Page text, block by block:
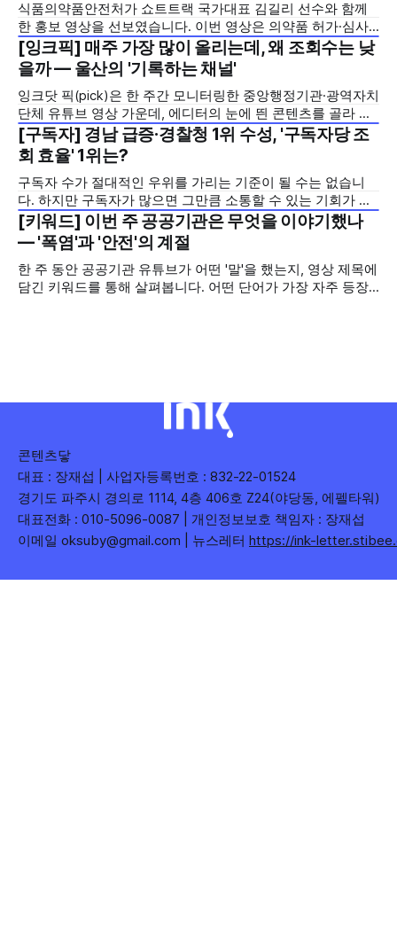
식품의약품안전처가 쇼트트랙 국가대표 김길리 선수와 함께
한 홍보 영상을 선보였습니다. 이번 영상은 의약품 허가·심사
기간을 기존 420일에서 240일로 단축한 정책을 국민에게 쉽
고 친근하게 알리기 위해 제작한 것으로, 딱딱하게 느껴질 수
있는 규제 정책을, 빙판 위에서 빠른 스피드와 꼼꼼한 준비를
모두 갖춘 김길리 선수의 이미지에 빗대어 풀어낸 것이 특징입
니다. '빠르지만
2026년 7월 5주
[잉크픽] 매주 가장 많이 올리는데, 왜 조회수는 낮
을까 — 울산의 '기록하는 채널'
잉크닷 픽(pick)은 한 주간 모니터링한 중앙행정기관·광역자치
단체 유튜브 영상 가운데, 에디터의 눈에 띈 콘텐츠를 골라 그
시도와 의미를 들여다보는 코너입니다. 조회수 순위표 맨 위에
오르지는 못했지만, 다른 채널이 가지 않은 길을 택한 콘텐츠
를 소개합니다. 이번 주는 특정 영상 한 편이 아니라, 채널 하나
의 '변화'를 이야기하려
2026년 7월 5주
[구독자] 경남 급증·경찰청 1위 수성, '구독자당 조
회 효율' 1위는?
구독자 수가 절대적인 우위를 가리는 기준이 될 수는 없습니
다. 하지만 구독자가 많으면 그만큼 소통할 수 있는 기회가 많
아집니다. 소통은 곧 채널의 신뢰로 이어집니다. 억지로 구독
자를 확보하기보다는 소통하는, 그래서 충성도 높은 구독자를
다수 확보하길 바라는 마음을 담아, 중앙행정기관과 광역자치
단체 유튜브 채널의 구독자를 월 단위로 분석합니다. 중앙행정
기관과 광역자치단체 유튜브 채널의 구독자를 통합하여
2026년 7월 5주
[키워드] 이번 주 공공기관은 무엇을 이야기했나
— '폭염'과 '안전'의 계절
한 주 동안 공공기관 유튜브가 어떤 '말'을 했는지, 영상 제목에
담긴 키워드를 통해 살펴봅니다. 어떤 단어가 가장 자주 등장
콘텐츠닿
대표 : 장재섭 | 사업자등록번호 : 832-22-01524
경기도 파주시 경의로 1114, 4층 406호 Z24(야당동, 에펠타워)
대표전화 : 010-5096-0087 | 개인정보보호 책임자 : 장재섭
이메일 oksuby@gmail.com | 뉴스레터 https://ink-